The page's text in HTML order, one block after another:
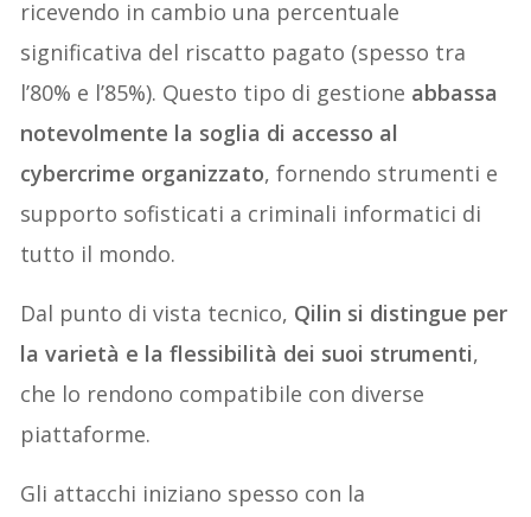
ricevendo in cambio una percentuale
significativa del riscatto pagato (spesso tra
l’80% e l’85%). Questo tipo di gestione abbassa
notevolmente la soglia di accesso al
cybercrime organizzato, fornendo strumenti e
supporto sofisticati a criminali informatici di
tutto il mondo.
Dal punto di vista tecnico, Qilin si distingue per
la varietà e la flessibilità dei suoi strumenti,
che lo rendono compatibile con diverse
piattaforme.
Gli attacchi iniziano spesso con la